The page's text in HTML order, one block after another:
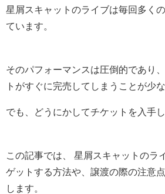
星屑スキャットのライブは毎回多く
ています。
そのパフォーマンスは圧倒的であり
トがすぐに完売してしまうことが少
でも、どうにかしてチケットを入手
この記事では、 星屑スキャットのラ
ゲットする方法や、譲渡の際の注意
します。